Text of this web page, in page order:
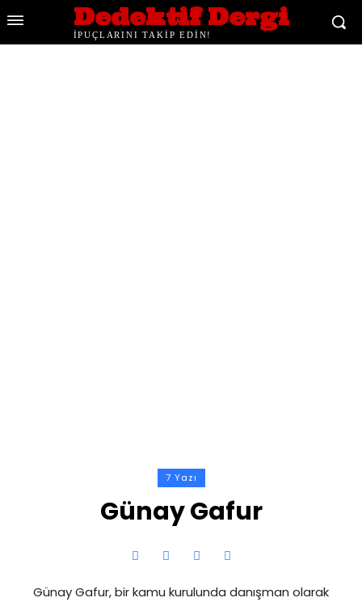
Dedektif Dergi
İPUÇLARINI TAKİP EDİN!
7 Yazı
Günay Gafur
Günay Gafur, bir kamu kurulunda danışman olarak